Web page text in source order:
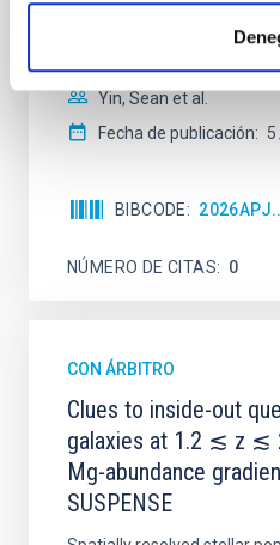
with respect to the larger-
Yin, Sean et al.
Fecha de publicación: 5
BIBCODE
NÚMERO DE CITAS 0
CON ÁRBITRO
Clues to inside-out
galaxies at 1.2 ≲ z ≲
Mg-abundance
SUSPENSE